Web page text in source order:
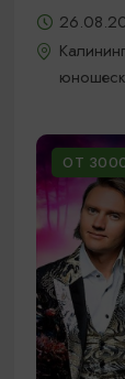
ОТ